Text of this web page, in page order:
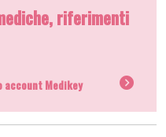
riferimenti
Medikey